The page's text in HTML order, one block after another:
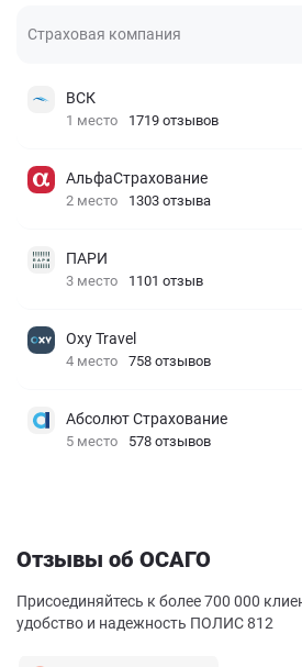
Страховая компания
ВСК
1 место 1719 отзывов
АльфаСтрахование
2 место 1303 отзыва
ПАРИ
3 место 1101 отзыв
Oxy Travel
4 место 758 отзывов
Абсолют Страхование
5 место 578 отзывов
Отзывы об ОСАГО
Присоединяйтесь к более 700 000
удобство и надежность ПОЛИС 812